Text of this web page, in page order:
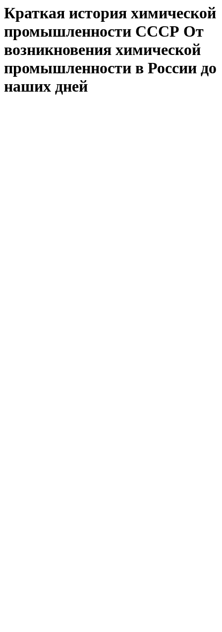
Краткая история химической
промышленности СССР От
возникновения химической
промышленности в России до
наших дней